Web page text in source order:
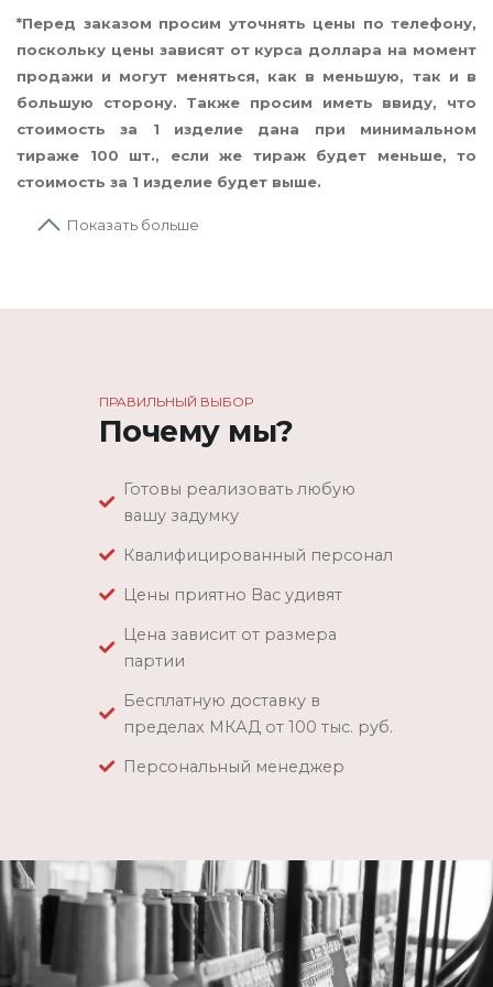
*Перед заказом просим уточнять цены по телефону,
поскольку цены зависят от курса доллара на момент
продажи и могут меняться, как в меньшую, так и в
большую сторону. Также просим иметь ввиду, что
стоимость за 1 изделие дана при минимальном
тираже 100 шт., если же тираж будет меньше, то
стоимость за 1 изделие будет выше.
Показать больше
ПРАВИЛЬНЫЙ ВЫБОР
Почему мы?
Готовы реализовать любую
вашу задумку
Квалифицированный персонал
Цены приятно Вас удивят
Цена зависит от размера
партии
Бесплатную доставку в
пределах МКАД от 100 тыс. руб.
Персональный менеджер